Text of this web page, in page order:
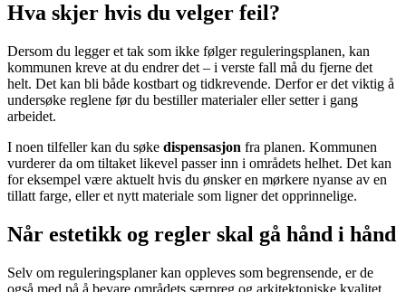
Hva skjer hvis du velger feil?
Dersom du legger et tak som ikke følger reguleringsplanen, kan
kommunen kreve at du endrer det – i verste fall må du fjerne det
helt. Det kan bli både kostbart og tidkrevende. Derfor er det viktig å
undersøke reglene før du bestiller materialer eller setter i gang
arbeidet.
I noen tilfeller kan du søke dispensasjon fra planen. Kommunen
vurderer da om tiltaket likevel passer inn i områdets helhet. Det kan
for eksempel være aktuelt hvis du ønsker en mørkere nyanse av en
tillatt farge, eller et nytt materiale som ligner det opprinnelige.
Når estetikk og regler skal gå hånd i hånd
Selv om reguleringsplaner kan oppleves som begrensende, er de